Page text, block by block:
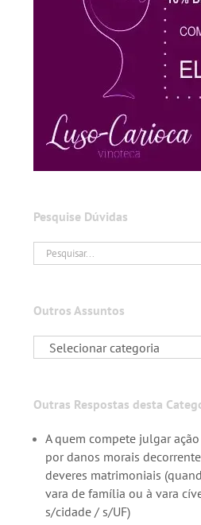
Pesquise Dúvidas
Buscar
resultados
Outros Assuntos
Outras Respostas desta
A quem compete julgar
por danos morais
deveres matrimoniais
vara de família ou à vara
s/cidade / s/UF)